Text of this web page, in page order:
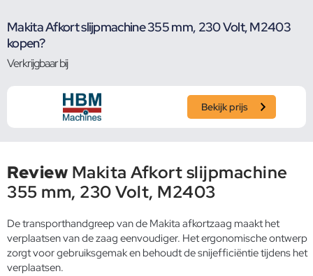
Makita Afkort slijpmachine 355 mm, 230 Volt, M2403
kopen?
Verkrijgbaar bij
Bekijk prijs
Review Makita Afkort slijpmachine
355 mm, 230 Volt, M2403
De transporthandgreep van de Makita afkortzaag maakt het
verplaatsen van de zaag eenvoudiger. Het ergonomische ontwerp
zorgt voor gebruiksgemak en behoudt de snijefficiëntie tijdens het
verplaatsen.